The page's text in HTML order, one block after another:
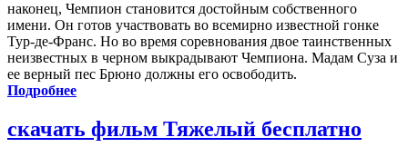
наконец, Чемпион становится достойным собственного
имени. Он готов участвовать во всемирно известной гонке
Тур-де-Франс. Но во время соревнования двое таинственных
неизвестных в черном выкрадывают Чемпиона. Мадам Суза и
ее верный пес Брюно должны его освободить.
Подробнее
скачать фильм Тяжелый бесплатно